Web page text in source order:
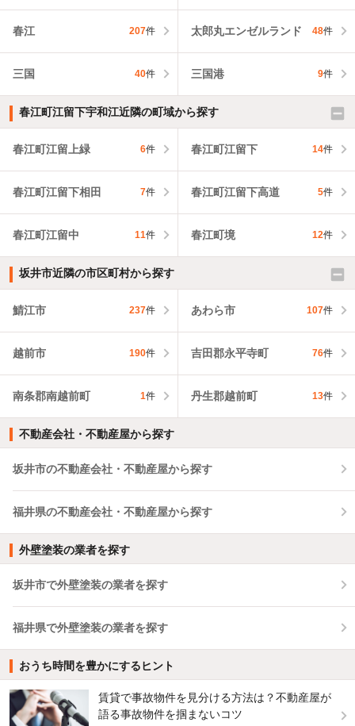
春江 207件 太郎丸エンゼルランド 48件
三国 40件 三国港 9件
春江町江留下宇和江近隣の町域から探す
春江町江留上緑 6件 春江町江留下 14件
春江町江留下相田 7件 春江町江留下高道 5件
春江町江留中 11件 春江町境 12件
坂井市近隣の市区町村から探す
鯖江市 237件 あわら市 107件
越前市 190件 吉田郡永平寺町 76件
南条郡南越前町 1件 丹生郡越前町 13件
不動産会社・不動産屋から探す
坂井市の不動産会社・不動産屋から探す
福井県の不動産会社・不動産屋から探す
外壁塗装の業者を探す
坂井市で外壁塗装の業者を探す
福井県で外壁塗装の業者を探す
おうち時間を豊かにするヒント
賃貸で事故物件を見分ける方法は？不動産屋が
語る事故物件を掴まないコツ